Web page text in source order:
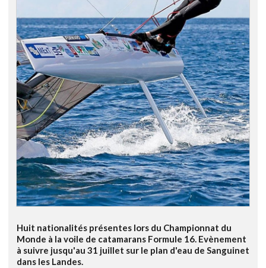
Huit nationalités présentes lors du Championnat du
Monde à la voile de catamarans Formule 16. Evènement
à suivre jusqu'au 31 juillet sur le plan d'eau de Sanguinet
dans les Landes.